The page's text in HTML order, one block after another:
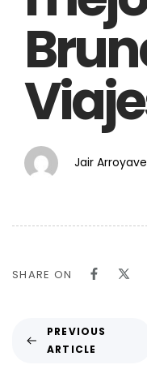
Jair
SHARE ON
PREVIOUS
ARTICLE